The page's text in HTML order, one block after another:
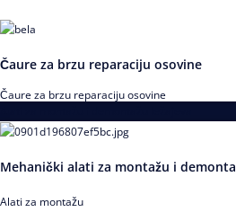
Čaure za brzu reparaciju osovine
Čaure za brzu reparaciju osovine
Mehanički alati za montažu i
Alati za montažu